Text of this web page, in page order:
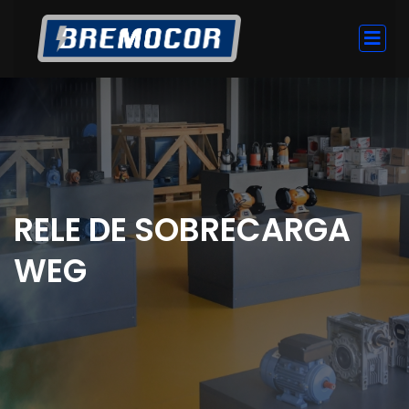
RELE DE SOBRECARGA
WEG